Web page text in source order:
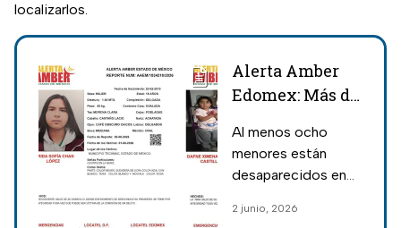
localizarlos.
Alerta Amber
Edomex: Más de
búsqueda
activas hoy
junio
Al menos ocho
menores están
desaparecidos en
municipios del
2 junio, 2026